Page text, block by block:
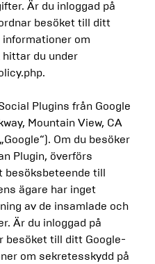
Är du inloggad på
besöket till ditt
om
du under
Plugins från Google
Mountain View, CA
Om du besöker
Plugin, överförs
besöksbeteende till
ägare har inget
av de insamlade och
Är du inloggad på
besöket till ditt Google-
om sekretesskydd på